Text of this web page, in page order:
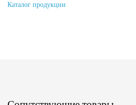
Каталог продукции